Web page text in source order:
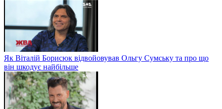
Як Віталій Борисюк відвойовував Ольгу Сумську та про що
він шкодує найбільше